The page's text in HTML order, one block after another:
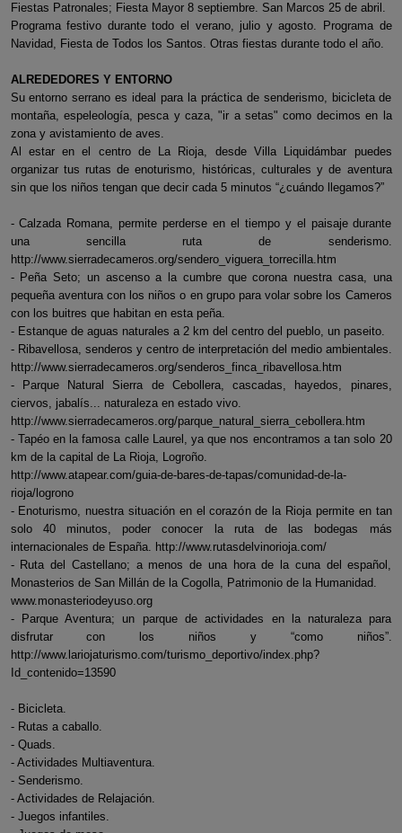
Fiestas Patronales; Fiesta Mayor 8 septiembre. San Marcos 25 de abril.
Programa festivo durante todo el verano, julio y agosto. Programa de
Navidad, Fiesta de Todos los Santos. Otras fiestas durante todo el año.
ALREDEDORES Y ENTORNO
Su entorno serrano es ideal para la práctica de senderismo, bicicleta de
montaña, espeleología, pesca y caza, "ir a setas" como decimos en la
zona y avistamiento de aves.
Al estar en el centro de La Rioja, desde Villa Liquidámbar puedes
organizar tus rutas de enoturismo, históricas, culturales y de aventura
sin que los niños tengan que decir cada 5 minutos “¿cuándo llegamos?”
- Calzada Romana, permite perderse en el tiempo y el paisaje durante
una sencilla ruta de senderismo.
http://www.sierradecameros.org/sendero_viguera_torrecilla.htm
- Peña Seto; un ascenso a la cumbre que corona nuestra casa, una
pequeña aventura con los niños o en grupo para volar sobre los Cameros
con los buitres que habitan en esta peña.
- Estanque de aguas naturales a 2 km del centro del pueblo, un paseito.
- Ribavellosa, senderos y centro de interpretación del medio ambientales.
http://www.sierradecameros.org/senderos_finca_ribavellosa.htm
- Parque Natural Sierra de Cebollera, cascadas, hayedos, pinares,
ciervos, jabalís... naturaleza en estado vivo.
http://www.sierradecameros.org/parque_natural_sierra_cebollera.htm
- Tapéo en la famosa calle Laurel, ya que nos encontramos a tan solo 20
km de la capital de La Rioja, Logroño.
http://www.atapear.com/guia-de-bares-de-tapas/comunidad-de-la-
rioja/logrono
- Enoturismo, nuestra situación en el corazón de la Rioja permite en tan
solo 40 minutos, poder conocer la ruta de las bodegas más
internacionales de España. http://www.rutasdelvinorioja.com/
- Ruta del Castellano; a menos de una hora de la cuna del español,
Monasterios de San Millán de la Cogolla, Patrimonio de la Humanidad.
www.monasteriodeyuso.org
- Parque Aventura; un parque de actividades en la naturaleza para
disfrutar con los niños y “como niños”.
http://www.lariojaturismo.com/turismo_deportivo/index.php?
Id_contenido=13590
- Bicicleta.
- Rutas a caballo.
- Quads.
- Actividades Multiaventura.
- Senderismo.
- Actividades de Relajación.
- Juegos infantiles.